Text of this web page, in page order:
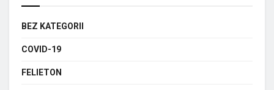
BEZ KATEGORII
COVID-19
FELIETON